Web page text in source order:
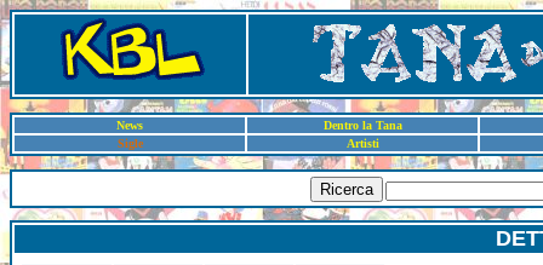
News
Dentro la Tana
Sigle
Artisti
Ricerca